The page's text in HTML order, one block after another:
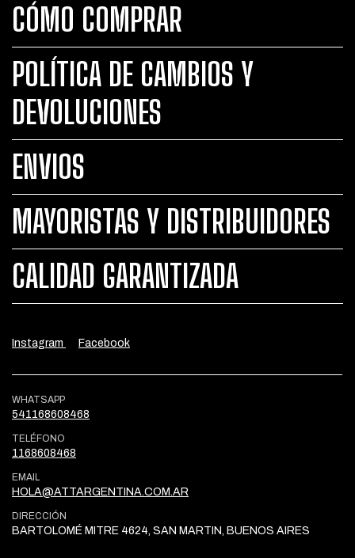
CÓMO COMPRAR
POLÍTICA DE CAMBIOS Y
DEVOLUCIONES
ENVIOS
MAYORISTAS Y DISTRIBUIDORES
CALIDAD GARANTIZADA
Instagram Facebook
WHATSAPP
541168608468
TELÉFONO
1168608468
EMAIL
HOLA@ATTARGENTINA.COM.AR
DIRECCIÓN
BARTOLOMÉ MITRE 4624, SAN MARTIN, BUENOS AIRES